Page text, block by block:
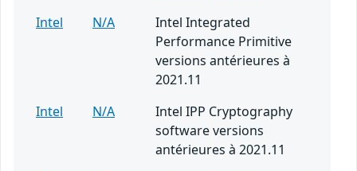
Intel
N/A
Intel Integrated
Performance Primitive
versions antérieures à
2021.11
Intel
N/A
Intel IPP Cryptography
software versions
antérieures à 2021.11